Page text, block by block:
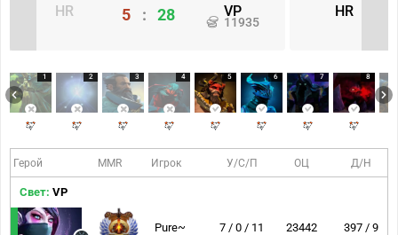
HR VP
11935
5 : 28 HR
1 2 3 4 5 6 7 8
Герой MMR Игрок У/С/П ОЦ Д/Н
Свет: VP
Pure~ 7 / 0 / 11 23442 397 / 9